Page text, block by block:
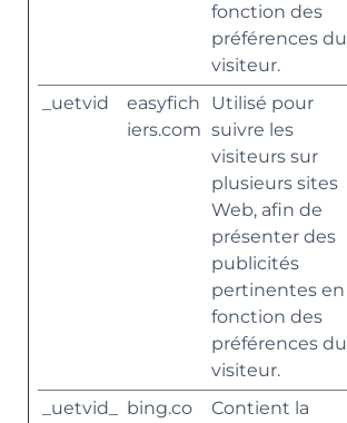
fonction des
préférences du
visiteur.
_uetvid
easyfich
iers.com
Utilisé pour
suivre les
visiteurs sur
plusieurs sites
Web, afin de
présenter des
publicités
pertinentes en
fonction des
préférences du
visiteur.
_uetvid_
bing.co
Contient la